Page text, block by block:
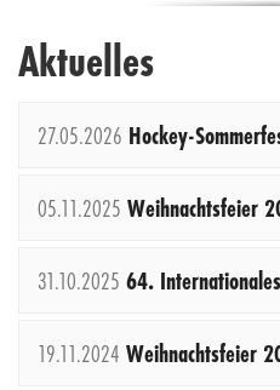
Aktuelles
27.05.2026 Hockey-
05.11.2025 Weihnachtsfeier
31.10.2025 64.
19.11.2024 Weihnachtsfeier